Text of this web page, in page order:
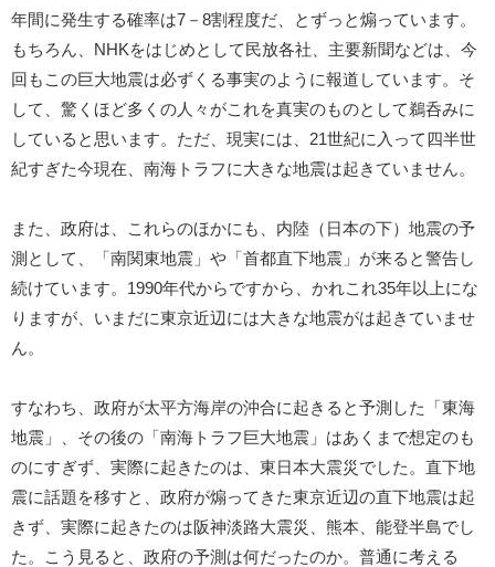
年間に発生する確率は7－8割程度だ、とずっと煽っています。
もちろん、NHKをはじめとして民放各社、主要新聞などは、今
回もこの巨大地震は必ずくる事実のように報道しています。そ
して、驚くほど多くの人々がこれを真実のものとして鵜呑みに
していると思います。ただ、現実には、21世紀に入って四半世
紀すぎた今現在、南海トラフに大きな地震は起きていません。
また、政府は、これらのほかにも、内陸（日本の下）地震の予
測として、「南関東地震」や「首都直下地震」が来ると警告し
続けています。1990年代からですから、かれこれ35年以上にな
りますが、いまだに東京近辺には大きな地震がは起きていませ
ん。
すなわち、政府が太平方海岸の沖合に起きると予測した「東海
地震」、その後の「南海トラフ巨大地震」はあくまで想定のも
のにすぎず、実際に起きたのは、東日本大震災でした。直下地
震に話題を移すと、政府が煽ってきた東京近辺の直下地震は起
きず、実際に起きたのは阪神淡路大震災、熊本、能登半島でし
た。こう見ると、政府の予測は何だったのか。普通に考える